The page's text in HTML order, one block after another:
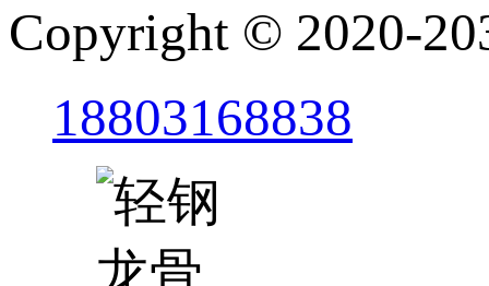
Copyright © 2020-
18803168838